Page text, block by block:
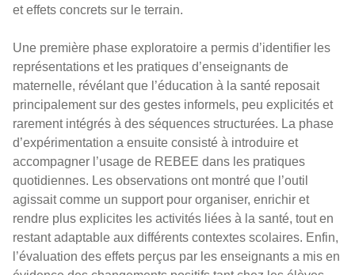
et effets concrets sur le terrain.
Une première phase exploratoire a permis d’identifier les
représentations et les pratiques d’enseignants de
maternelle, révélant que l’éducation à la santé reposait
principalement sur des gestes informels, peu explicités et
rarement intégrés à des séquences structurées. La phase
d’expérimentation a ensuite consisté à introduire et
accompagner l’usage de REBEE dans les pratiques
quotidiennes. Les observations ont montré que l’outil
agissait comme un support pour organiser, enrichir et
rendre plus explicites les activités liées à la santé, tout en
restant adaptable aux différents contextes scolaires. Enfin,
l’évaluation des effets perçus par les enseignants a mis en